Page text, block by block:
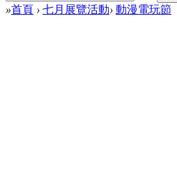
»首頁 › 七月展覽活動› 動漫電玩節